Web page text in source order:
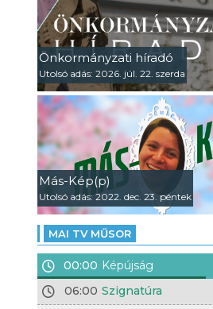
Önkormányzati híradó
Utolsó adás: 2026. júl. 22. szerda
Más-Kép(p)
Utolsó adás: 2022. dec. 23. péntek
MAI TV MŰSOR
00:00 Képújság
06:00 Szignatúra